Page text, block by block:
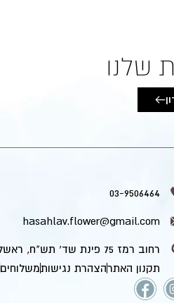
שלנו
03-9506464
hasahlav.flower@gmail.com
רחוב רמז 75 פינת שד’ תש"ח, ראשל”צ
תקנון האתרהצהרת נגישותמשלוחים